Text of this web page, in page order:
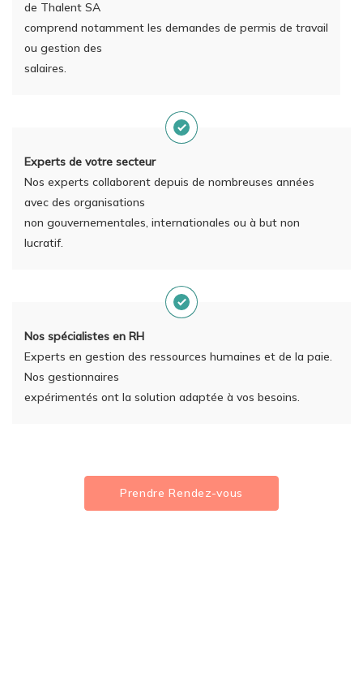
de Thalent SA
comprend notamment les demandes de permis de travail
ou gestion des
salaires.
Experts de votre secteur
Nos experts collaborent depuis de nombreuses années
avec des organisations
non gouvernementales, internationales ou à but non
lucratif.
Nos spécialistes en RH
Experts en gestion des ressources humaines et de la paie.
Nos gestionnaires
expérimentés ont la solution adaptée à vos besoins.
Prendre Rendez-vous